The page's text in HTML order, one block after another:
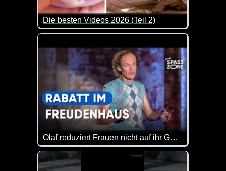
Die besten Videos 2026 (Teil 2)
Eine tolle Zusammenstellung von lustigen
Olaf reduziert Frauen nicht auf ihr Geömse
Der Olaf hat einfach immer einen besonderen